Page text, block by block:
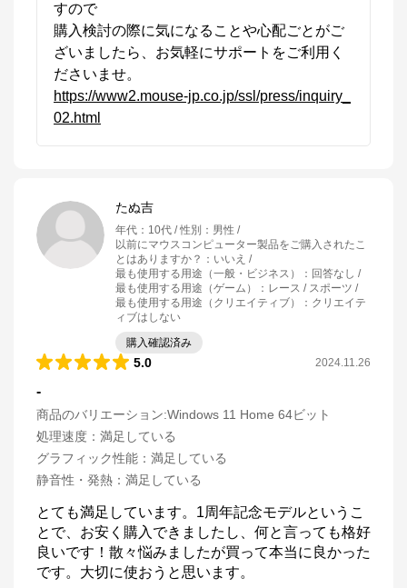
すので
購入検討の際に気になることや心配ごとがご
ざいましたら、お気軽にサポートをご利用く
https://www2.mouse-jp.co.jp/ssl/press/inquiry_
02.html
たぬ吉
年代 ： 10代 性別 ： 男性
以前にマウスコンピューター製品をご購入されたこ
とはありますか？ ： いいえ
最も使用する用途（一般・ビジネス）
： 回答なし
最も使用する用途（ゲーム）
： レース / スポーツ
最も使用する用途（クリエイティブ）
： クリエイテ
ィブはしない
購入確認済み
5.0 2024.11.26
-
商品のバリエーション:Windows 11 Home 64ビット
処理速度 ： 満足している
グラフィック性能 ： 満足している
静音性・発熱 ： 満足している
とても満足しています。1周年記念モデルというこ
とで、お安く購入できましたし、何と言っても格好
良いです！散々悩みましたが買って本当に良かった
です。大切に使おうと思います。
公式ECサイト
※外部サイトが開きます
マウスコンピューター[公式]からのコメント
マウスコンピューターは、お客様のご利用目的・ご予